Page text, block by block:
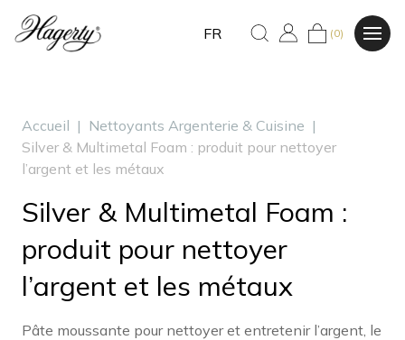
FR (0)
Accueil | Nettoyants Argenterie & Cuisine |
Silver & Multimetal Foam : produit pour nettoyer
l’argent et les métaux
Silver & Multimetal Foam :
produit pour nettoyer
l’argent et les métaux
Pâte moussante pour nettoyer et entretenir l’argent, le